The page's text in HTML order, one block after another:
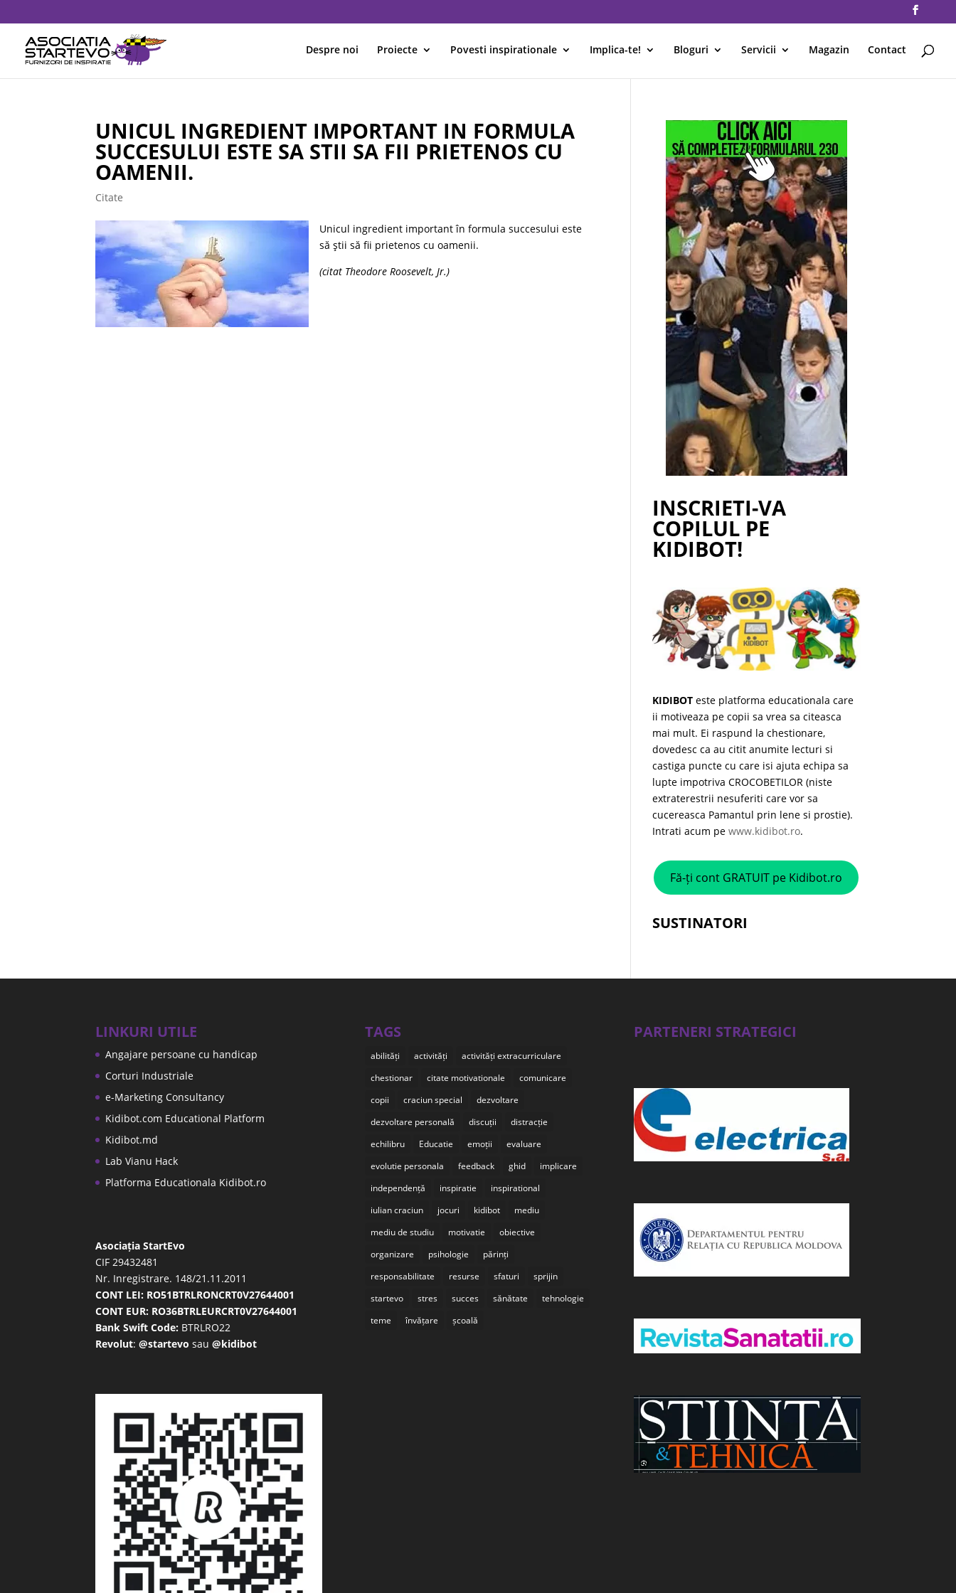
Despre noi Proiecte Povesti inspirationale Implica-te! Bloguri Servicii Magazin Contact
UNICUL INGREDIENT IMPORTANT IN FORMULA
SUCCESULUI ESTE SA STII SA FII PRIETENOS CU
OAMENII.
Citate
Unicul ingredient important în formula succesului este
să ştii să fii prietenos cu oamenii.
(citat Theodore Roosevelt, Jr.)
INSCRIETI-VA
COPILUL PE
KIDIBOT!
KIDIBOT este platforma educationala care
ii motiveaza pe copii sa vrea sa citeasca
mai mult. Ei raspund la chestionare,
dovedesc ca au citit anumite lecturi si
castiga puncte cu care isi ajuta echipa sa
lupte impotriva CROCOBETILOR (niste
extraterestrii nesuferiti care vor sa
cucereasca Pamantul prin lene si prostie).
Intrati acum pewww.kidibot.ro.
Fă-ți cont GRATUIT pe Kidibot.ro
SUSTINATORI
LINKURI UTILE
Angajare persoane cu handicap
Corturi Industriale
e-Marketing Consultancy
Kidibot.com Educational Platform
Kidibot.md
Lab Vianu Hack
Platforma Educationala Kidibot.ro
Asociația StartEvo
CIF 29432481
Nr. Inregistrare. 148/21.11.2011
CONT LEI: RO51BTRLRONCRT0V27644001
CONT EUR: RO36BTRLEURCRT0V27644001
Bank Swift Code: BTRLRO22
Revolut:@startevo sau@kidibot
TAGS
abilități activități
activități extracurriculare
chestionar
citate motivationale
comunicare
copii
craciun special
dezvoltare
dezvoltare personală
discuții
distracție
echilibru
Educatie emoții
evaluare
evolutie personala
feedback ghid
implicare
independență
inspiratie
inspirational
iulian craciun
jocuri kidibot
mediu
mediu de studiu
motivatie
obiective
organizare
psihologie
părinți
responsabilitate
resurse sfaturi
sprijin
startevo
stres succes sănătate
tehnologie
teme
învățare școală
PARTENERI STRATEGICI